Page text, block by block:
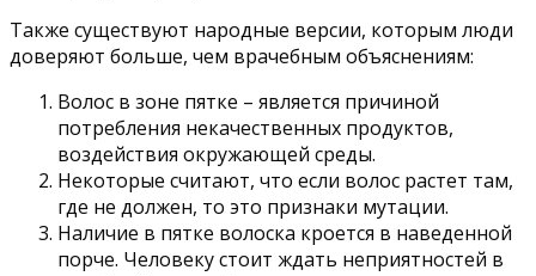
Также существуют народные версии, которым люди
доверяют больше, чем врачебным объяснениям:
Волос в зоне пятке – является причиной
потребления некачественных продуктов,
воздействия окружающей среды.
Некоторые считают, что если волос растет там,
где не должен, то это признаки мутации.
Наличие в пятке волоска кроется в наведенной
порче. Человеку стоит ждать неприятностей в